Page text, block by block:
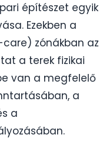
építészet egyik
Ezekben a
zónákban az
a terek fizikai
van a megfelelő
a
a